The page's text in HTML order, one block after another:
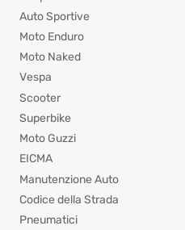
Auto Sportive
Moto Enduro
Moto Naked
Vespa
Scooter
Superbike
Moto Guzzi
EICMA
Manutenzione Auto
Codice della Strada
Pneumatici